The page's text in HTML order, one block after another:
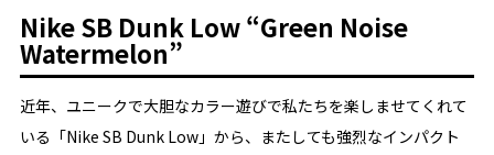
Nike SB Dunk Low “Green Noise
Watermelon”
近年、ユニークで大胆なカラー遊びで私たちを楽しませてくれて
いる「Nike SB Dunk Low」から、またしても強烈なインパクト